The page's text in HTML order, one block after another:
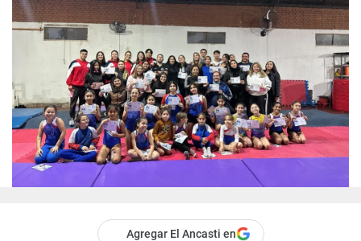
Agregar El Ancasti en